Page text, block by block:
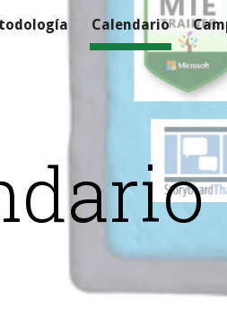
Skip to
Calendario